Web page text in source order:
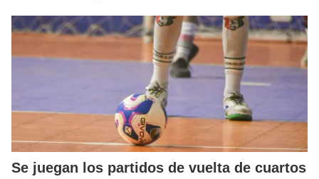
Se juegan los partidos de vuelta de cuartos